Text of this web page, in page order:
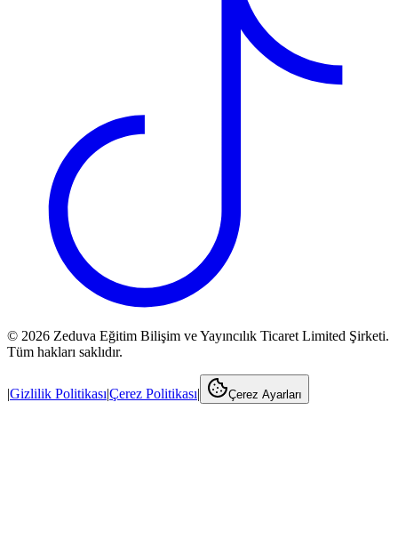
© 2026 Zeduva Eğitim Bilişim ve Yayıncılık Ticaret Limited Şirketi.
Tüm hakları saklıdır.
|Gizlilik Politikası|Çerez Politikası| Çerez Ayarları